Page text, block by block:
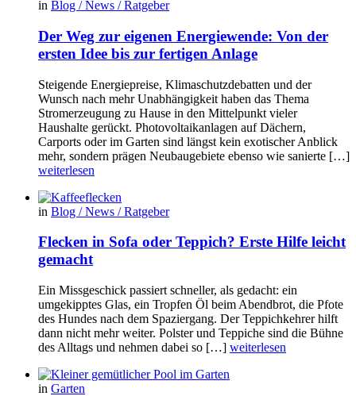
in Blog / News / Ratgeber
Der Weg zur eigenen Energiewende: Von der
ersten Idee bis zur fertigen Anlage
Steigende Energiepreise, Klimaschutzdebatten und der
Wunsch nach mehr Unabhängigkeit haben das Thema
Stromerzeugung zu Hause in den Mittelpunkt vieler
Haushalte gerückt. Photovoltaikanlagen auf Dächern,
Carports oder im Garten sind längst kein exotischer Anblick
mehr, sondern prägen Neubaugebiete ebenso wie sanierte […]
weiterlesen
in Blog / News / Ratgeber
Flecken in Sofa oder Teppich? Erste Hilfe leicht
gemacht
Ein Missgeschick passiert schneller, als gedacht: ein
umgekipptes Glas, ein Tropfen Öl beim Abendbrot, die Pfote
des Hundes nach dem Spaziergang. Der Teppichkehrer hilft
dann nicht mehr weiter. Polster und Teppiche sind die Bühne
des Alltags und nehmen dabei so […] weiterlesen
in Garten